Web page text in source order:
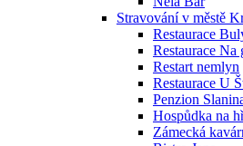
Stravování v městě
Restaurace
Restaurace Na
Restart nemlyn
Restaurace U
Penzion
Hospůdka na
Zámecká